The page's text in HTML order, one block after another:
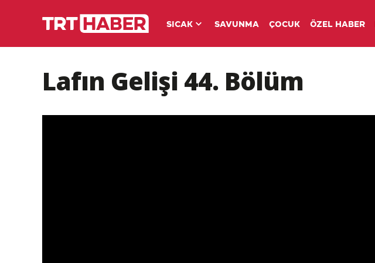
SICAK SAVUNMA ÇOCUK ÖZEL HABER
Lafın Gelişi 44. Bölüm